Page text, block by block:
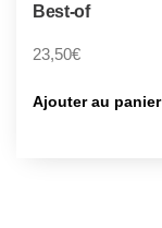
Best-of
23,50€
Ajouter au panier